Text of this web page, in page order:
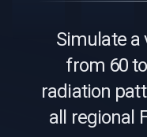
Simulate a
from 60
radiation
all regional